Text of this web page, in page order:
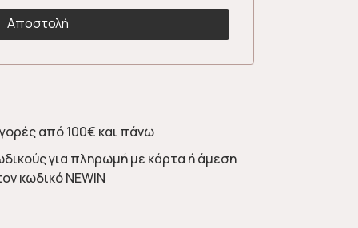
από 100€ και πάνω
για πληρωμή με κάρτα ή άμεση
κωδικό NEWIN